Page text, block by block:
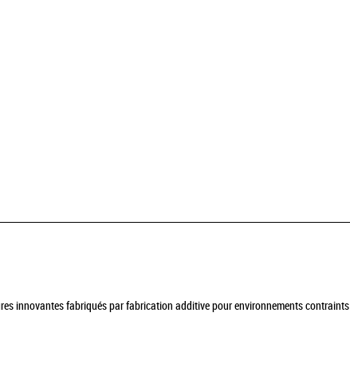
innovantes fabriqués par fabrication additive pour environnements contraints